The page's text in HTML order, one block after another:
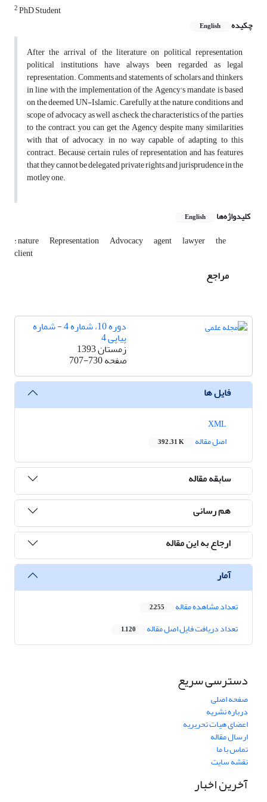
2PhD Student
چکیده
English
After the arrival of the literature on political representation,
political institutions have always been regarded as legal
representation. Comments and statements of scholars and thinkers,
in line with the implementation of the Agency's mandate is based
on the deemed UN-Islamic. Carefully at the nature, conditions and
scope of advocacy as well as check the characteristics of the parties
to the contract, you can get the Agency despite many similarities
with that of advocacy, in no way capable of adapting to this
contract. Because certain rules of representation and has features
that they cannot be delegated private rights and jurisprudence in the
motley one.
کلیدواژه‌ها English
: nature Representation Advocacy agent lawyer the
client
مراجع
دوره 10، شماره 4 - شماره
پیاپی 4
زمستان 1393
صفحه707-730
فایل ها
اصل مقاله
392.31 K
سابقه مقاله
هم رسانی
ارجاع به این مقاله
آمار
تعداد مشاهده مقاله 2,255
تعداد دریافت فایل اصل مقاله 1,120
دسترسی سریع
صفحه اصلی
درباره نشریه
اعضای هیات تحریریه
ارسال مقاله
تماس با ما
نقشه سایت
آخرین اخبار